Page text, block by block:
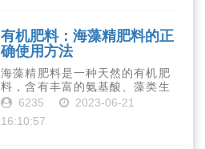
有机肥料：海藻精肥料的正
确使用方法
海藻精肥料是一种天然的有机肥
料，含有丰富的氨基酸、藻类生
长素、维生素、微量元素、蛋白
质等营养物质，可以提高土壤肥
力、促进植物生长、增强植物抗
6235
2023-06-21
16:10:57